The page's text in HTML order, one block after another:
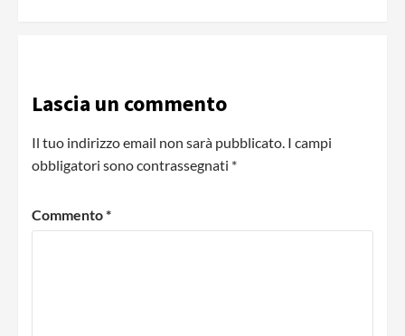
Lascia un commento
Il tuo indirizzo email non sarà pubblicato. I campi
obbligatori sono contrassegnati *
Commento*